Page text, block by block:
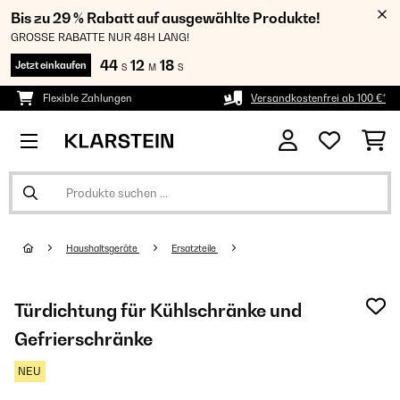
Bis zu 29 % Rabatt auf ausgewählte Produkte!
GROSSE RABATTE NUR 48H LANG!
Jetzt einkaufen 44 S 12 M 18 S
Flexible Zahlungen Versandkostenfrei ab 100 €*
Haushaltsgeräte Ersatzteile
Türdichtung für Kühlschränke und
Gefrierschränke
NEU